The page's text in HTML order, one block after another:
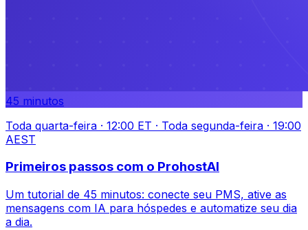
45 minutos
Toda quarta-feira · 12:00 ET · Toda segunda-feira · 19:00
AEST
Primeiros passos com o ProhostAI
Um tutorial de 45 minutos: conecte seu PMS, ative as
mensagens com IA para hóspedes e automatize seu dia
a dia.